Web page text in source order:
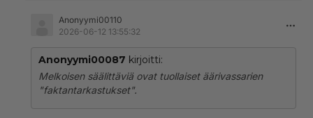
Anonyymi00110
2026-06-12 13:55:32
Anonyymi00087 kirjoitti:
Melkoisen säälittäviä ovat tuollaiset äärivassarien
"faktantarkastukset".